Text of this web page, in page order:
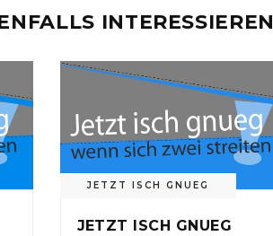
INTERESSIEREN
JETZT ISCH GNUEG
JETZT ISCH GNUEG